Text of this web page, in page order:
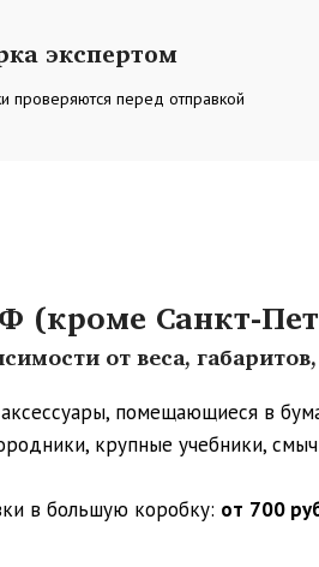
экспертом
проверяются перед отправкой
Санкт-
от веса,
помещающиеся в
крупные учебники,
в большую коробку: от 700